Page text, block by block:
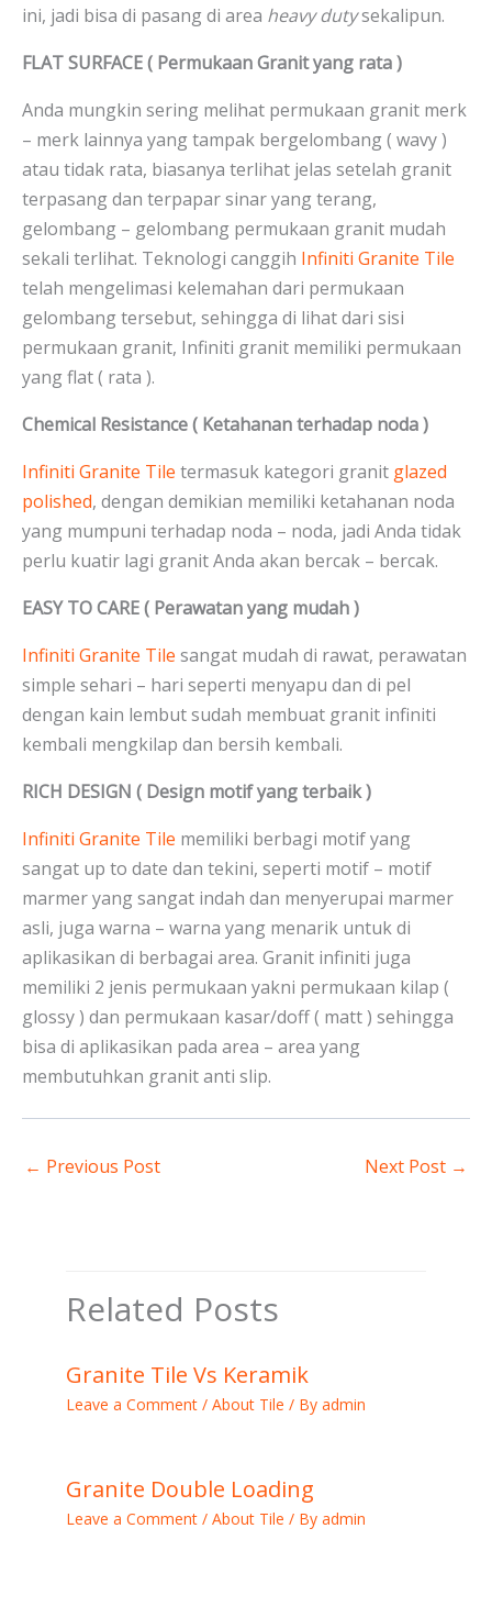
ini, jadi bisa di pasang di area heavy dutysekalipun.
FLAT SURFACE ( Permukaan Granit yang rata )
Anda mungkin sering melihat permukaan granit merk
– merk lainnya yang tampak bergelombang ( wavy )
atau tidak rata, biasanya terlihat jelas setelah granit
terpasang dan terpapar sinar yang terang,
gelombang – gelombang permukaan granit mudah
sekali terlihat. Teknologi canggih Infiniti Granite Tile
telah mengelimasi kelemahan dari permukaan
gelombang tersebut, sehingga di lihat dari sisi
permukaan granit, Infiniti granit memiliki permukaan
yang flat ( rata ).
Chemical Resistance ( Ketahanan terhadap noda )
Infiniti Granite Tile termasuk kategori granit glazed
polished, dengan demikian memiliki ketahanan noda
yang mumpuni terhadap noda – noda, jadi Anda tidak
perlu kuatir lagi granit Anda akan bercak – bercak.
EASY TO CARE ( Perawatan yang mudah )
Infiniti Granite Tile sangat mudah di rawat, perawatan
simple sehari – hari seperti menyapu dan di pel
dengan kain lembut sudah membuat granit infiniti
kembali mengkilap dan bersih kembali.
RICH DESIGN ( Design motif yang terbaik )
Infiniti Granite Tile memiliki berbagi motif yang
sangat up to date dan tekini, seperti motif – motif
marmer yang sangat indah dan menyerupai marmer
asli, juga warna – warna yang menarik untuk di
aplikasikan di berbagai area. Granit infiniti juga
memiliki 2 jenis permukaan yakni permukaan kilap (
glossy ) dan permukaan kasar/doff ( matt ) sehingga
bisa di aplikasikan pada area – area yang
membutuhkan granit anti slip.
← Previous Post Next Post →
Related Posts
Granite Tile Vs Keramik
Leave a Comment / About Tile / By admin
Granite Double Loading
Leave a Comment / About Tile / By admin